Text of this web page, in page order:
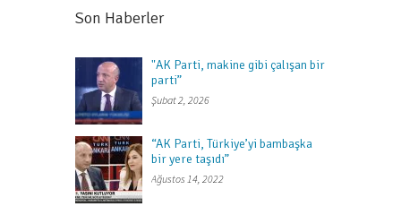
Son Haberler
"AK Parti, makine gibi çalışan bir
parti”
Şubat 2, 2026
“AK Parti, Türkiye’yi bambaşka
bir yere taşıdı”
Ağustos 14, 2022